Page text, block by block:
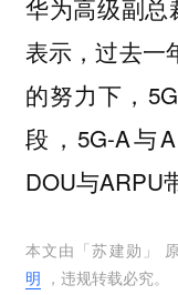
华为高级副总
表示，过去一
的努力下，
段，5G-A与
DOU与ARPU
本文由「苏建勋 」
明 ，违规转载必究。